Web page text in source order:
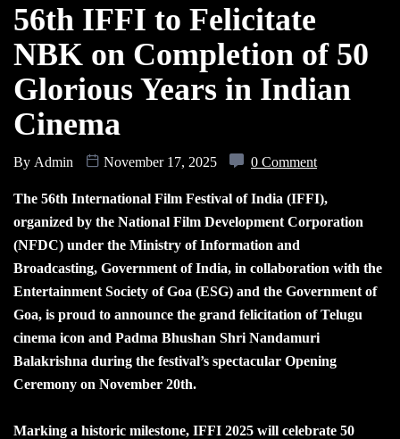
56th IFFI to Felicitate
NBK on Completion of 50
Glorious Years in Indian
Cinema
By Admin November 17, 2025 0 Comment
The 56th International Film Festival of India (IFFI),
organized by the National Film Development Corporation
(NFDC) under the Ministry of Information and
Broadcasting, Government of India, in collaboration with the
Entertainment Society of Goa (ESG) and the Government of
Goa, is proud to announce the grand felicitation of Telugu
cinema icon and Padma Bhushan Shri Nandamuri
Balakrishna during the festival’s spectacular Opening
Ceremony on November 20th.
Marking a historic milestone, IFFI 2025 will celebrate 50